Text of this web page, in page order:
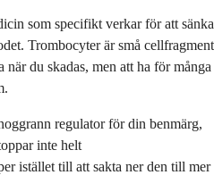
som specifikt verkar för att sänka
Trombocyter är små cellfragment
du skadas, men att ha för många
regulator för din benmärg,
inte helt
istället till att sakta ner den till mer